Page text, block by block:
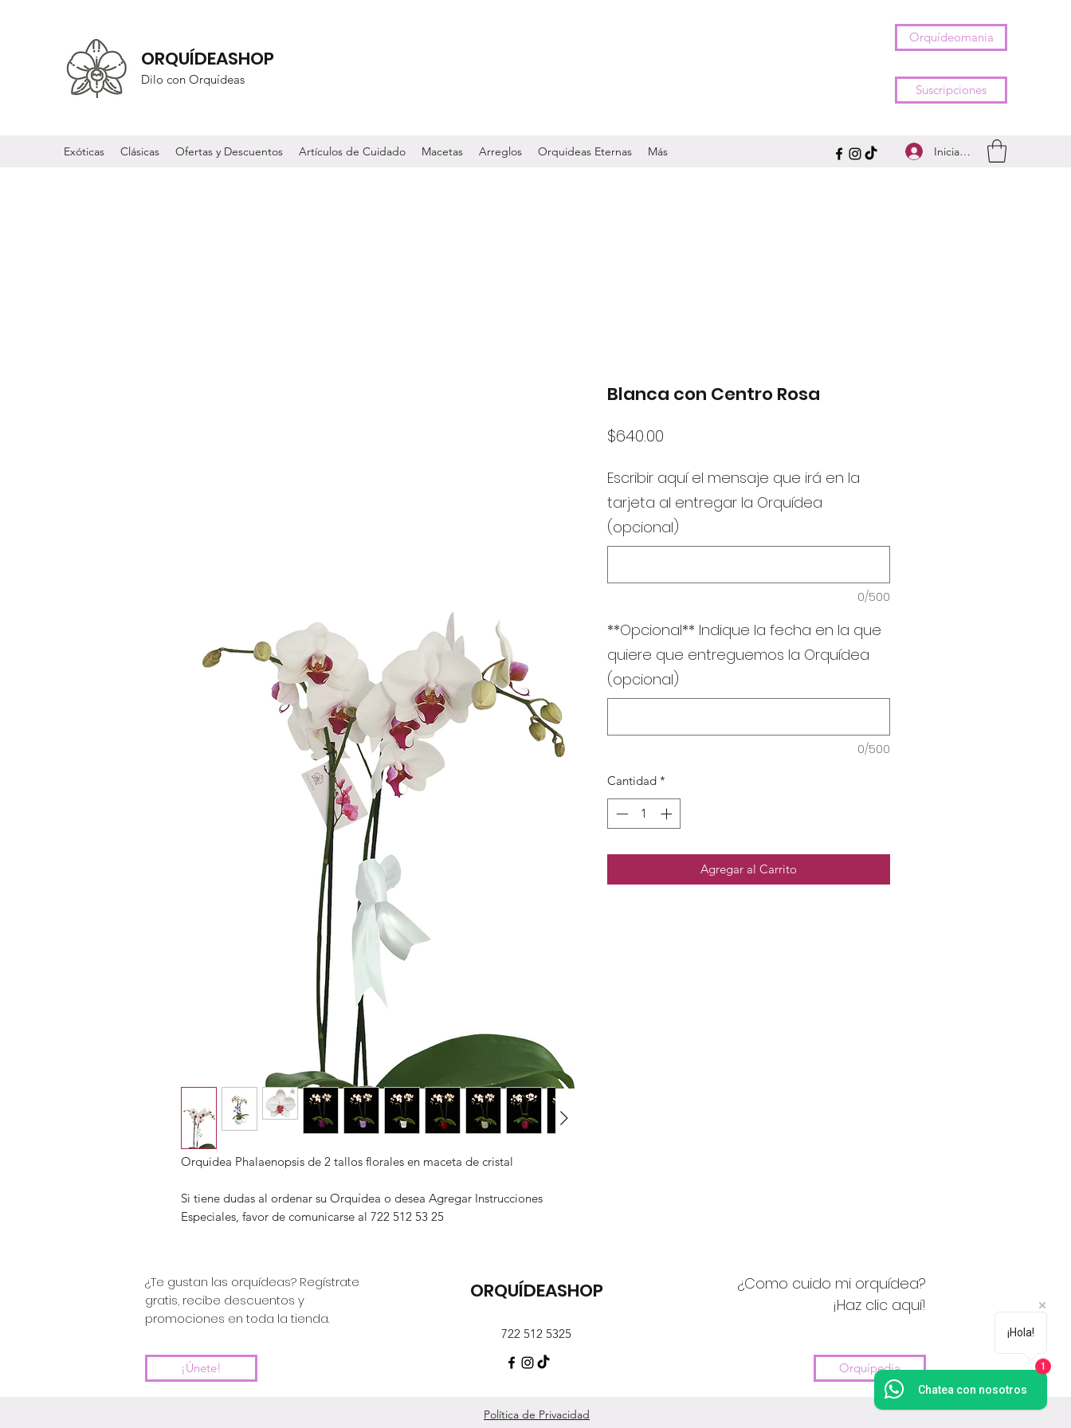
ORQUÍDEASHOP
Dilo con Orquídeas
Orquídeomania
Suscripciones
Exóticas Clásicas Ofertas y Descuentos Artículos de Cuidado Macetas Arreglos Orquideas Eternas Más Iniciar sesión
Orquidea Phalaenopsis de 2 tallos florales en maceta de cristal
Si tiene dudas al ordenar su Orquídea o desea Agregar Instrucciones
Especiales, favor de comunicarse al 722 512 53 25
Blanca con Centro Rosa
$640.00
Escribir aquí el mensaje que irá en la
tarjeta al entregar la Orquídea
(opcional)
0/500
**Opcional** Indique la fecha en la que
quiere que entreguemos la Orquídea
(opcional)
0/500
Cantidad *
Agregar al Carrito
¿Te gustan las orquídeas? Regístrate
gratis, recibe descuentos y
promociones en toda la tienda.
¡Únete!
ORQUÍDEASHOP
¿Como cuido mi orquídea?
¡Haz clic aquí!
722 512 5325
Orquípedia
Política de Privacidad
¡Hola!
Chatea con nosotros
1